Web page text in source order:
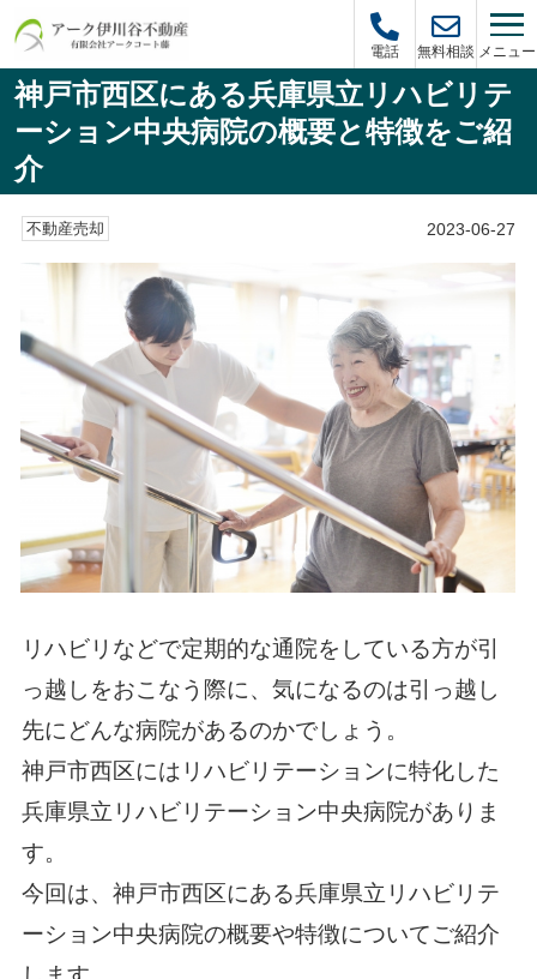
電話 無料相談 メニュー
神戸市西区にある兵庫県立リハビリテ
ーション中央病院の概要と特徴をご紹
介
不動産売却 2023-06-27
リハビリなどで定期的な通院をしている方が引
っ越しをおこなう際に、気になるのは引っ越し
先にどんな病院があるのかでしょう。
神戸市西区にはリハビリテーションに特化した
兵庫県立リハビリテーション中央病院がありま
す。
今回は、神戸市西区にある兵庫県立リハビリテ
ーション中央病院の概要や特徴についてご紹介